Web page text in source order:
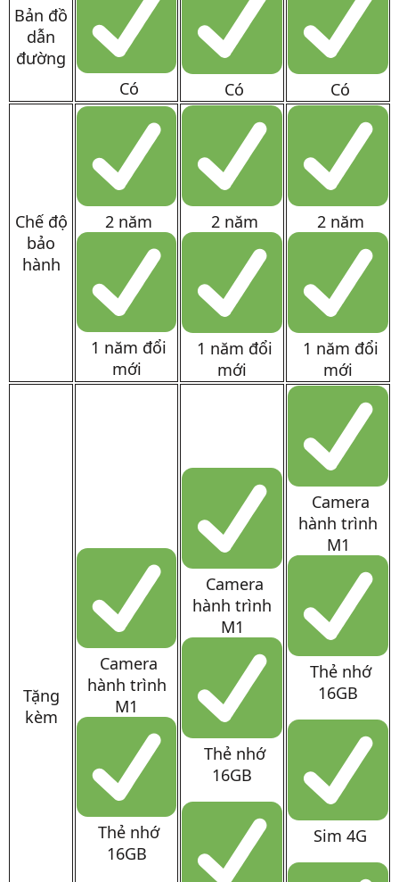
Bản đồ
dẫn
đường
Có
Có Có
Chế độ
bảo
hành
2 năm
1 năm đổi
mới
2 năm
1 năm đổi
mới
2 năm
1 năm đổi
mới
Tặng
kèm
Camera
hành trình
M1
Thẻ nhớ
16GB
Camera
hành trình
M1
Thẻ nhớ
16GB
Camera
hành trình
M1
Thẻ nhớ
16GB
Sim 4G